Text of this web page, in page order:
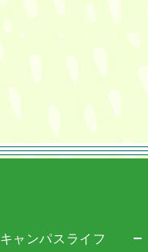
キャンパスライフ